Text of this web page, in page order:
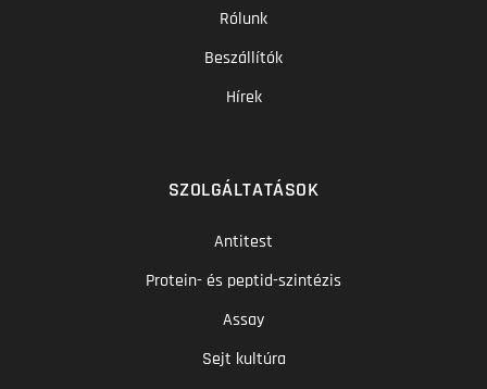
Rólunk
Beszállítók
Hírek
SZOLGÁLTATÁSOK
Antitest
Protein- és peptid-szintézis
Assay
Sejt kultúra